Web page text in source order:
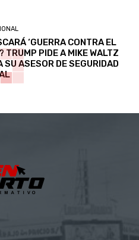
‘GUERRA CONTRA EL
TRUMP PIDE A MIKE WALTZ
SU ASESOR DE SEGURIDAD